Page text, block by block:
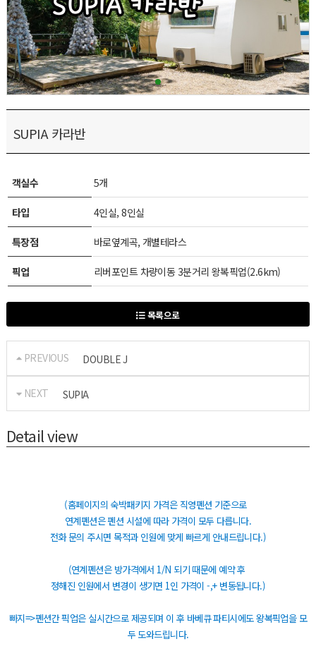
SUPIA 카라반
객실수 5개
타입 4인실, 8인실
특장점 바로옆계곡, 개별테라스
픽업 리버포인트 차량이동 3분거리 왕복픽업(2.6km)
목록으로
PREVIOUS DOUBLE J
NEXT SUPIA
Detail view
(홈페이지의 숙박패키지 가격은 직영펜션 기준으로
연계펜션은 펜션 시설에 따라 가격이 모두 다릅니다.
전화 문의 주시면 목적과 인원에 맞게 빠르게 안내드립니다.)
(연계펜션은 방가격에서 1/N 되기 때문에 예약 후
정해진 인원에서 변경이 생기면 1인 가격이 -,+ 변동됩니다.)
빠지=>펜션간 픽업은 실시간으로 제공되며 이 후 바베큐 파티시에도 왕복픽업을 모
두 도와드립니다.